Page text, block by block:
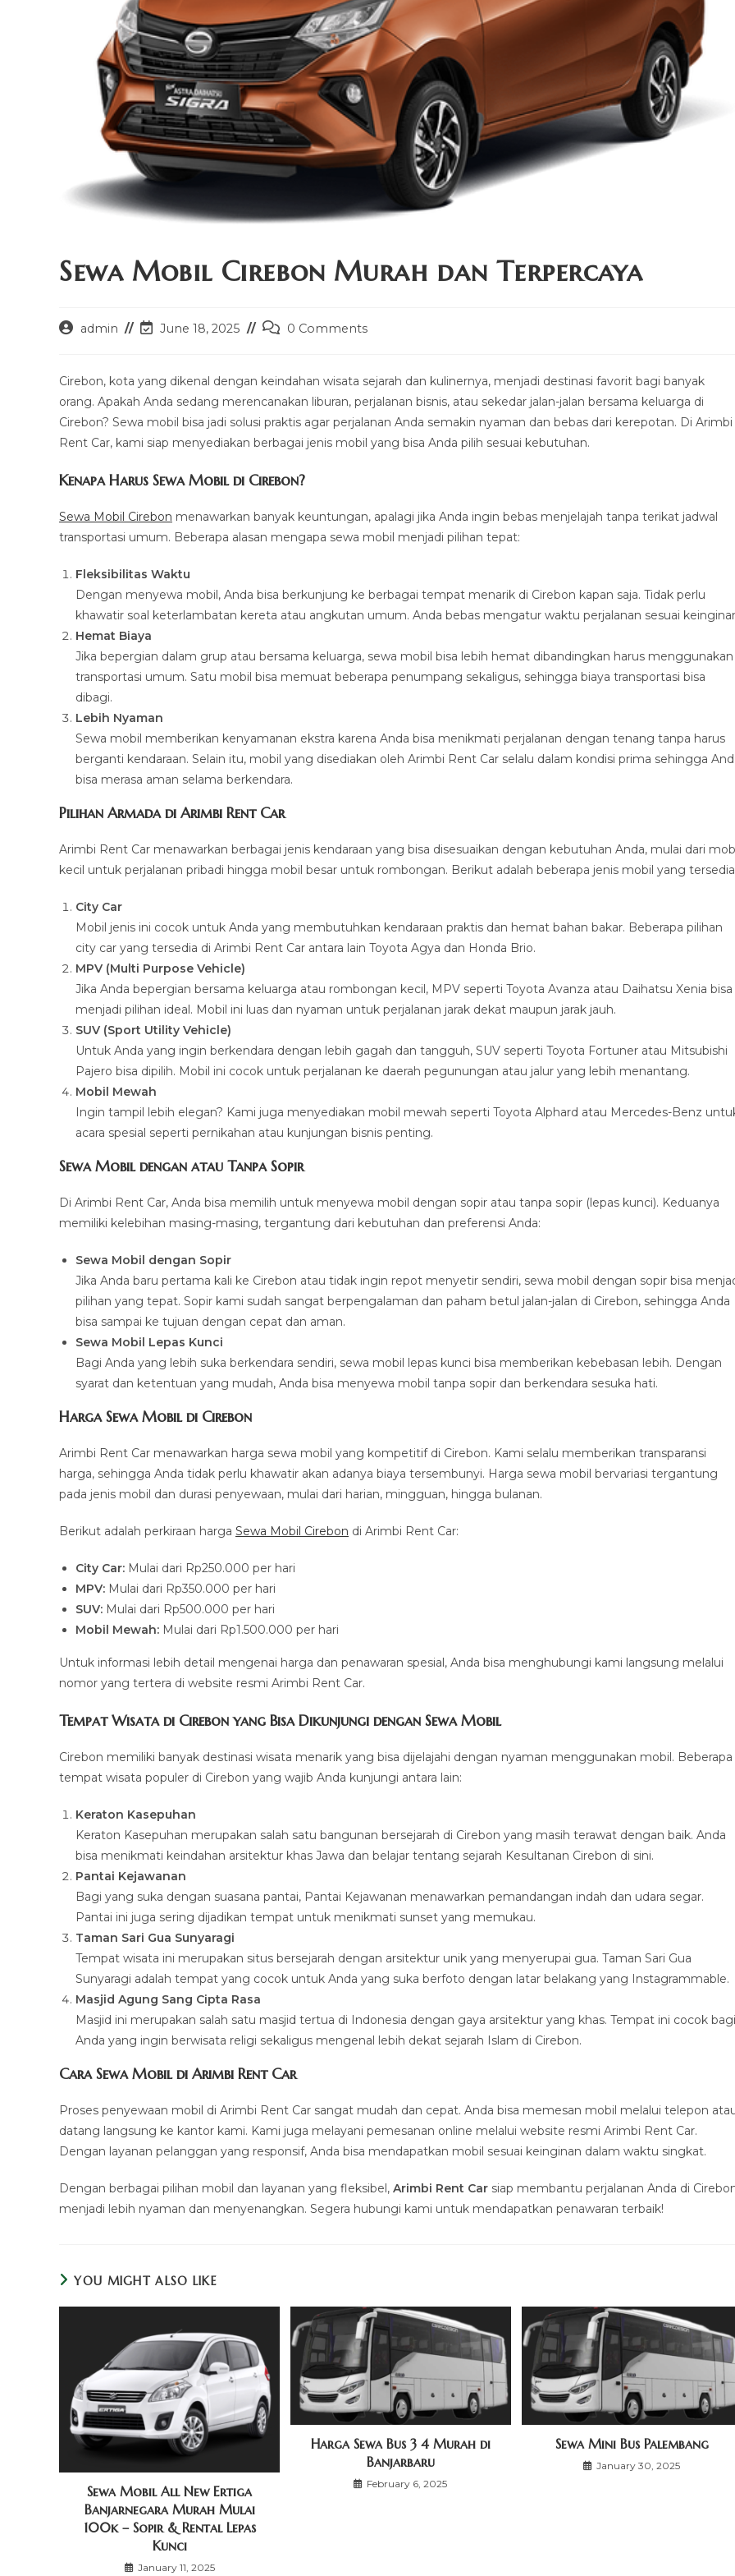
Sewa Mobil Cirebon Murah dan Terpercaya
Postadmin
PostJune 18, 2025
Post0 Comments
Cirebon, kota yang dikenal dengan keindahan wisata sejarah dan kulinernya, menjadi destinasi favorit bagi banyak
orang. Apakah Anda sedang merencanakan liburan, perjalanan bisnis, atau sekedar jalan-jalan bersama keluarga di
Cirebon? Sewa mobil bisa jadi solusi praktis agar perjalanan Anda semakin nyaman dan bebas dari kerepotan. Di Arimbi
Rent Car, kami siap menyediakan berbagai jenis mobil yang bisa Anda pilih sesuai kebutuhan.
Kenapa Harus Sewa Mobil di Cirebon?
Sewa Mobil Cirebon menawarkan banyak keuntungan, apalagi jika Anda ingin bebas menjelajah tanpa terikat jadwal
transportasi umum. Beberapa alasan mengapa sewa mobil menjadi pilihan tepat:
Fleksibilitas Waktu
Dengan menyewa mobil, Anda bisa berkunjung ke berbagai tempat menarik di Cirebon kapan saja. Tidak perlu
khawatir soal keterlambatan kereta atau angkutan umum. Anda bebas mengatur waktu perjalanan sesuai
Hemat Biaya
Jika bepergian dalam grup atau bersama keluarga, sewa mobil bisa lebih hemat dibandingkan harus menggunakan
transportasi umum. Satu mobil bisa memuat beberapa penumpang sekaligus, sehingga biaya transportasi bisa
dibagi.
Lebih Nyaman
Sewa mobil memberikan kenyamanan ekstra karena Anda bisa menikmati perjalanan dengan tenang tanpa harus
berganti kendaraan. Selain itu, mobil yang disediakan oleh Arimbi Rent Car selalu dalam kondisi prima sehingga
bisa merasa aman selama berkendara.
Pilihan Armada di Arimbi Rent Car
Arimbi Rent Car menawarkan berbagai jenis kendaraan yang bisa disesuaikan dengan kebutuhan Anda, mulai dari
kecil untuk perjalanan pribadi hingga mobil besar untuk rombongan. Berikut adalah beberapa jenis mobil yang
City Car
Mobil jenis ini cocok untuk Anda yang membutuhkan kendaraan praktis dan hemat bahan bakar. Beberapa pilihan
city car yang tersedia di Arimbi Rent Car antara lain Toyota Agya dan Honda Brio.
MPV (Multi Purpose Vehicle)
Jika Anda bepergian bersama keluarga atau rombongan kecil, MPV seperti Toyota Avanza atau Daihatsu Xenia bisa
menjadi pilihan ideal. Mobil ini luas dan nyaman untuk perjalanan jarak dekat maupun jarak jauh.
SUV (Sport Utility Vehicle)
Untuk Anda yang ingin berkendara dengan lebih gagah dan tangguh, SUV seperti Toyota Fortuner atau Mitsubishi
Pajero bisa dipilih. Mobil ini cocok untuk perjalanan ke daerah pegunungan atau jalur yang lebih menantang.
Mobil Mewah
Ingin tampil lebih elegan? Kami juga menyediakan mobil mewah seperti Toyota Alphard atau Mercedes-Benz
acara spesial seperti pernikahan atau kunjungan bisnis penting.
Sewa Mobil dengan atau Tanpa Sopir
Di Arimbi Rent Car, Anda bisa memilih untuk menyewa mobil dengan sopir atau tanpa sopir (lepas kunci). Keduanya
memiliki kelebihan masing-masing, tergantung dari kebutuhan dan preferensi Anda:
Sewa Mobil dengan Sopir
Jika Anda baru pertama kali ke Cirebon atau tidak ingin repot menyetir sendiri, sewa mobil dengan sopir bisa
pilihan yang tepat. Sopir kami sudah sangat berpengalaman dan paham betul jalan-jalan di Cirebon, sehingga Anda
bisa sampai ke tujuan dengan cepat dan aman.
Sewa Mobil Lepas Kunci
Bagi Anda yang lebih suka berkendara sendiri, sewa mobil lepas kunci bisa memberikan kebebasan lebih. Dengan
syarat dan ketentuan yang mudah, Anda bisa menyewa mobil tanpa sopir dan berkendara sesuka hati.
Harga Sewa Mobil di Cirebon
Arimbi Rent Car menawarkan harga sewa mobil yang kompetitif di Cirebon. Kami selalu memberikan transparansi
harga, sehingga Anda tidak perlu khawatir akan adanya biaya tersembunyi. Harga sewa mobil bervariasi tergantung
pada jenis mobil dan durasi penyewaan, mulai dari harian, mingguan, hingga bulanan.
Berikut adalah perkiraan harga Sewa Mobil Cirebon di Arimbi Rent Car:
City Car: Mulai dari Rp250.000 per hari
MPV: Mulai dari Rp350.000 per hari
SUV: Mulai dari Rp500.000 per hari
Mobil Mewah: Mulai dari Rp1.500.000 per hari
Untuk informasi lebih detail mengenai harga dan penawaran spesial, Anda bisa menghubungi kami langsung melalui
nomor yang tertera di website resmi Arimbi Rent Car.
Tempat Wisata di Cirebon yang Bisa Dikunjungi dengan Sewa Mobil
Cirebon memiliki banyak destinasi wisata menarik yang bisa dijelajahi dengan nyaman menggunakan mobil. Beberapa
tempat wisata populer di Cirebon yang wajib Anda kunjungi antara lain:
Keraton Kasepuhan
Keraton Kasepuhan merupakan salah satu bangunan bersejarah di Cirebon yang masih terawat dengan baik. Anda
bisa menikmati keindahan arsitektur khas Jawa dan belajar tentang sejarah Kesultanan Cirebon di sini.
Pantai Kejawanan
Bagi yang suka dengan suasana pantai, Pantai Kejawanan menawarkan pemandangan indah dan udara segar.
Pantai ini juga sering dijadikan tempat untuk menikmati sunset yang memukau.
Taman Sari Gua Sunyaragi
Tempat wisata ini merupakan situs bersejarah dengan arsitektur unik yang menyerupai gua. Taman Sari Gua
Sunyaragi adalah tempat yang cocok untuk Anda yang suka berfoto dengan latar belakang yang Instagrammable.
Masjid Agung Sang Cipta Rasa
Masjid ini merupakan salah satu masjid tertua di Indonesia dengan gaya arsitektur yang khas. Tempat ini cocok bagi
Anda yang ingin berwisata religi sekaligus mengenal lebih dekat sejarah Islam di Cirebon.
Cara Sewa Mobil di Arimbi Rent Car
Proses penyewaan mobil di Arimbi Rent Car sangat mudah dan cepat. Anda bisa memesan mobil melalui telepon
datang langsung ke kantor kami. Kami juga melayani pemesanan online melalui website resmi Arimbi Rent Car.
Dengan layanan pelanggan yang responsif, Anda bisa mendapatkan mobil sesuai keinginan dalam waktu singkat.
Dengan berbagai pilihan mobil dan layanan yang fleksibel, Arimbi Rent Car siap membantu perjalanan Anda di
menjadi lebih nyaman dan menyenangkan. Segera hubungi kami untuk mendapatkan penawaran terbaik!
YOU MIGHT ALSO LIKE
Sewa Mobil All New Ertiga
Banjarnegara Murah Mulai
100k – Sopir & Rental Lepas
Kunci
January 11, 2025
Harga Sewa Bus 3 4 Murah di
Banjarbaru
February 6, 2025
Sewa Mini Bus Palembang
January 30, 2025